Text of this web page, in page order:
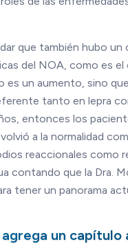
que también hubo
del NOA, como es
un aumento, sino
tanto en lepra
entonces los
a la normalidad
reaccionales como
contando que la Dra.
tener un panorama
agrega un